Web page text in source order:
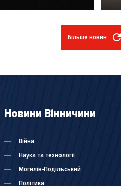
Більше новин
Новини Вінничини
Війна
Наука та технології
Могилів-Подільський
Політика